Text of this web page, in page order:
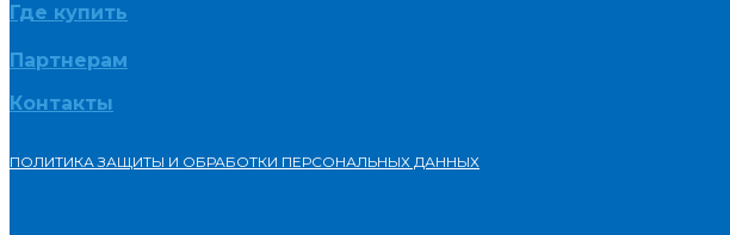
Где купить
Партнерам
Контакты
ПОЛИТИКА ЗАЩИТЫ И ОБРАБОТКИ ПЕРСОНАЛЬНЫХ ДАННЫХ